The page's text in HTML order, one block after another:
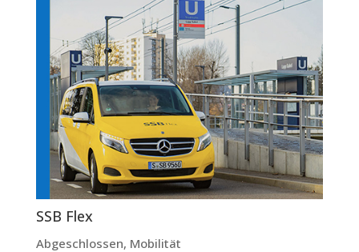
SSB Flex
Abgeschlossen, Mobilität